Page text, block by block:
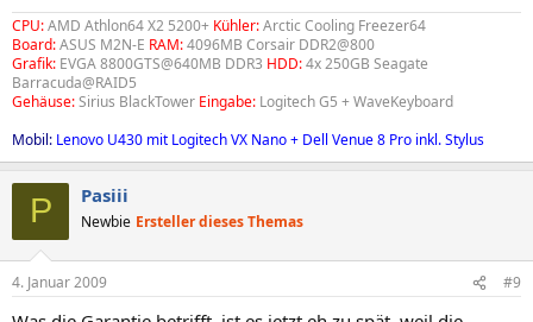
CPU:AMD Athlon64 X2 5200+ Kühler:Arctic Cooling Freezer64
Board:ASUS M2N-E RAM:4096MB Corsair DDR2@800
Grafik: EVGA 8800GTS@640MB DDR3 HDD:4x 250GB Seagate
Barracuda@RAID5
Gehäuse:Sirius BlackTower Eingabe: Logitech G5 + WaveKeyboard
Mobil: Lenovo U430 mit Logitech VX Nano + Dell Venue 8 Pro inkl. Stylus
P Pasiii
Newbie Ersteller dieses Themas
4. Januar 2009 #9